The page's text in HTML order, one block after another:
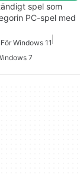
spel som
PC-spel med
Windows 11
7